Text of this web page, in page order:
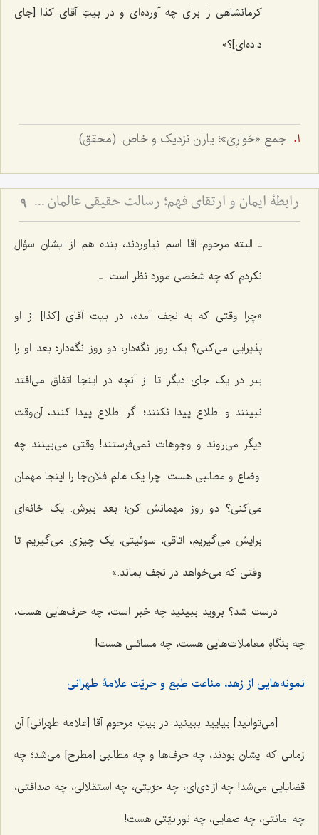
کرمانشاهی را برای چه آورده‌ای و در بیتِ آقای کذا [جای
داده‌ای]؟»
جمعِ «حَوارِیّ»؛ یاران نزدیک و خاص. (محقق)
رابطۀ ایمان و ارتقای فهم؛ رسالت حقیقی عالمان دینی - نقد مرجعیت عوام‌گرا و تفسیر آیۀ ﴿يرفع الله الذين آمنوا منكم والذين اوتوا العلم درجت﴾ 9
ـ البته مرحوم آقا اسم نیاوردند، بنده هم از ایشان سؤال
نکردم که چه شخصی مورد نظر است. ـ
«چرا وقتی که به نجف آمده، در بیت آقای [کذا] از او
پذیرایی می‌کنی؟ یک روز نگه‌دار، دو روز نگه‌دار؛ بعد او را
ببر در یک جای دیگر تا از آنچه در اینجا اتفاق می‌افتد
نبینند و اطلاع پیدا نکنند؛ اگر اطلاع پیدا کنند، آن‌وقت
دیگر می‌روند و وجوهات نمی‌فرستند! وقتی می‌بینند چه
اوضاع و مطالبی هست. چرا یک عالمِ فلان‌جا را اینجا مهمان
می‌کنی؟ دو روز مهمانش کن؛ بعد ببرش. یک خانه‌ای
برایش می‌گیریم، اتاقی، سوئیتی، یک چیزی می‌گیریم تا
وقتی که می‌خواهد در نجف بماند.»
درست شد؟ بروید ببینید چه خبر است، چه حرف‌هایی هست،
چه بنگاهِ معاملات‌هایی هست، چه مسائلی هست!
نمونه‌هایی از زهد، مناعت طبع و حریّت علامۀ طهرانی
[می‌توانید] بیایید ببینید در بیتِ مرحوم آقا [علامه طهرانی] آن
زمانی که ایشان بودند، چه حرف‌ها و چه مطالبی [مطرح] می‌شد؛ چه
قضایایی می‌شد! چه آزادی‌ای، چه حرّیتی، چه استقلالی، چه صداقتی،
چه امانتی، چه صفایی، چه نورانیّتی هست!